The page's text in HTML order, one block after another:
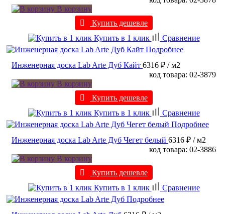
В корзину
Купить дешевле
Купить в 1 клик
Сравнение
Подробнее
Инженерная доска Lab Arte Дуб Кайт 6316 ₽ / м2
код товара: 02-3879
В корзину
Купить дешевле
Купить в 1 клик
Сравнение
Подробнее
Инженерная доска Lab Arte Дуб Чегет белый 6316 ₽ / м2
код товара: 02-3886
В корзину
Купить дешевле
Купить в 1 клик
Сравнение
Подробнее